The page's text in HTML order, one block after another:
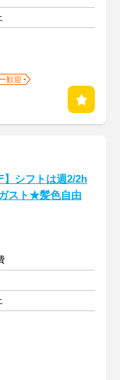
歓迎
】シフトは週2/2h
スト★髪色自由